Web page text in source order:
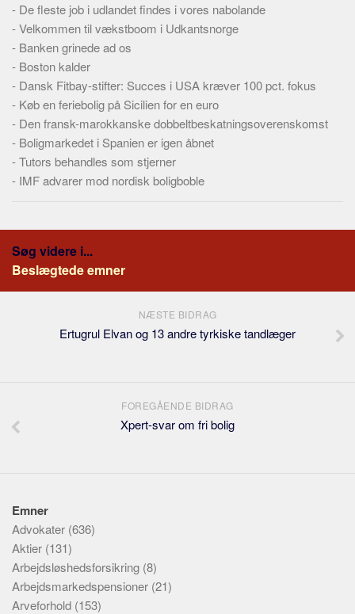
Praktisk
Alle
Meta
Dokumenttyper
Emner
Skribenter
Personer
Om
Webstedet
Redigering
- De fleste job i udlandet findes i vores nabolande
-Velkommen til vækstboom i Udkantsnorge
- Banken grinede ad os
- Boston kalder
- Dansk Fitbay-stifter: Succes i USA kræver 100 pct. fokus
- Køb en feriebolig på Sicilien for en euro
- Den fransk-marokkanske dobbeltbeskatningsoverenskomst
- Boligmarkedet i Spanien er igen åbnet
-Tutors behandles som stjerner
- IMF advarer mod nordisk boligboble
Søg videre i...
Beslægtede emner
NÆSTE BIDRAG
Ertugrul Elvan og 13 andre tyrkiske tandlæger
FOREGÅENDE BIDRAG
Xpert-svar om fri bolig
Emner
Advokater (636)
Aktier (131)
Arbejdsløshedsforsikring (8)
Arbejdsmarkedspensioner (21)
Arveforhold (153)